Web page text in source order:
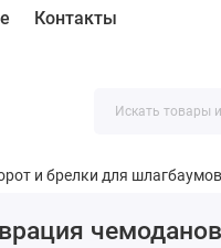
Контакты
и брелки для шлагбаумов
чемоданов